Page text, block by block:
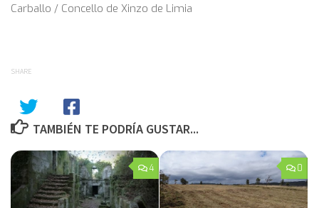
Carballo / Concello de Xinzo de Limia
SHARE
TAMBIÉN TE PODRÍA GUSTAR...
4 0